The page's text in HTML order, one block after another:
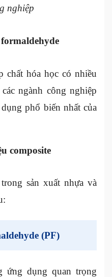
nghiệp
chất hóa học có nhiều
ngành công nghiệp
phổ biến nhất của
composite
sản xuất nhựa và
(PF)
ứng dụng quan trọng